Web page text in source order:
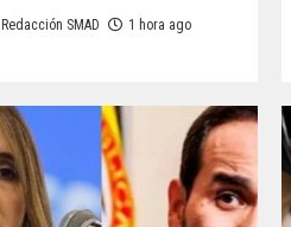
Redacción SMAD 1 hora ago